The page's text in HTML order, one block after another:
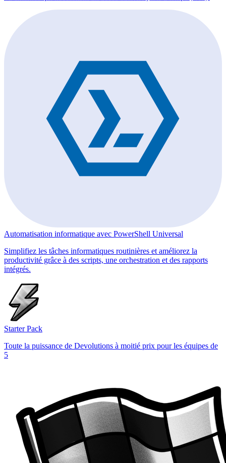
Automatisation informatique avec PowerShell Universal
Simplifiez les tâches informatiques routinières et améliorez la
productivité grâce à des scripts, une orchestration et des rapports
intégrés.
Starter Pack
Toute la puissance de Devolutions à moitié prix pour les équipes de
5